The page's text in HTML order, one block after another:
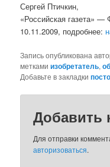
Сергей Птичкин,
«Российская газета»
10.11.2009, подробнее:
Запись опубликована
меткамиизобретатель,
Добавьте в закладки
Добавить
Для отправки
авторизоваться.